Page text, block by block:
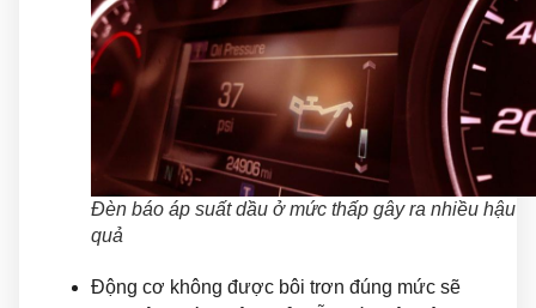
Đèn báo áp suất dầu ở mức thấp gây ra nhiều hậu
quả
Động cơ không được bôi trơn đúng mức sẽ